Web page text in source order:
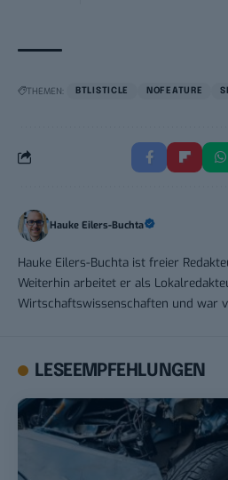
THEMEN: BTLISTICLE NOFEATURE
Hauke Eilers-Buchta
Hauke Eilers-Buchta ist freier
Weiterhin arbeitet er als
Wirtschaftswissenschaften und war
LESEEMPFEHLUNGEN